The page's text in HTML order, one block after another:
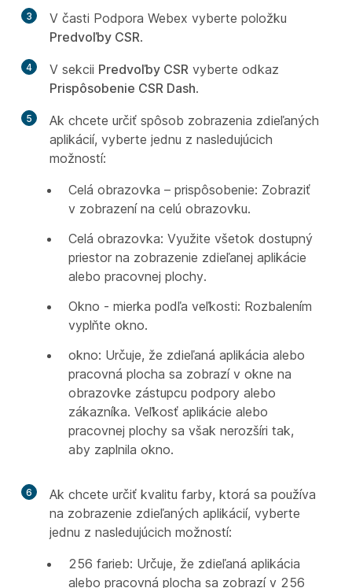
3
V časti Podpora Webex vyberte položku
Predvoľby CSR.
4 V sekcii Predvoľby CSR vyberte odkaz
Prispôsobenie CSR Dash.
5
Ak chcete určiť spôsob zobrazenia zdieľaných
aplikácií, vyberte jednu z nasledujúcich
možností:
Celá obrazovka – prispôsobenie: Zobraziť
v zobrazení na celú obrazovku.
Celá obrazovka: Využite všetok dostupný
priestor na zobrazenie zdieľanej aplikácie
alebo pracovnej plochy.
Okno - mierka podľa veľkosti: Rozbalením
vyplňte okno.
okno: Určuje, že zdieľaná aplikácia alebo
pracovná plocha sa zobrazí v okne na
obrazovke zástupcu podpory alebo
zákazníka. Veľkosť aplikácie alebo
pracovnej plochy sa však nerozšíri tak,
aby zaplnila okno.
6
Ak chcete určiť kvalitu farby, ktorá sa používa
na zobrazenie zdieľaných aplikácií, vyberte
jednu z nasledujúcich možností:
256 farieb: Určuje, že zdieľaná aplikácia
alebo pracovná plocha sa zobrazí v 256